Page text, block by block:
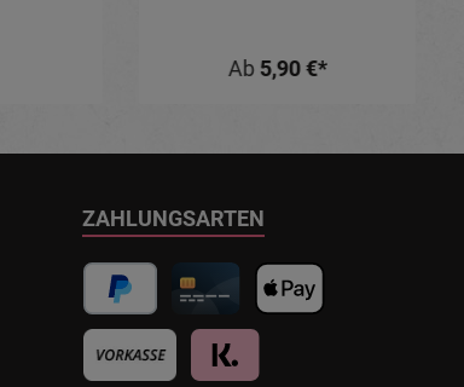
Ab 5,90 €*
ZAHLUNGSARTEN